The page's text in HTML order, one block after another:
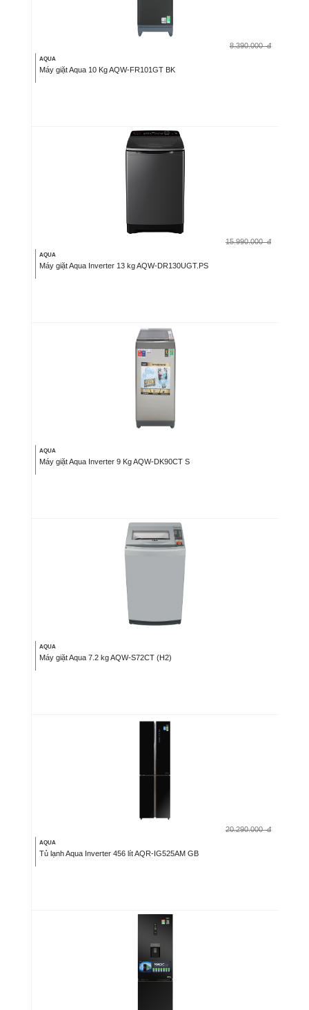
8.390.000 đ
AQUA
Máy giặt Aqua 10 Kg AQW-FR101GT BK
15.990.000 đ
AQUA
Máy giặt Aqua Inverter 13 kg AQW-DR130UGT.PS
AQUA
Máy giặt Aqua Inverter 9 Kg AQW-DK90CT S
AQUA
Máy giặt Aqua 7.2 kg AQW-S72CT (H2)
20.290.000 đ
AQUA
Tủ lạnh Aqua Inverter 456 lít AQR-IG525AM GB